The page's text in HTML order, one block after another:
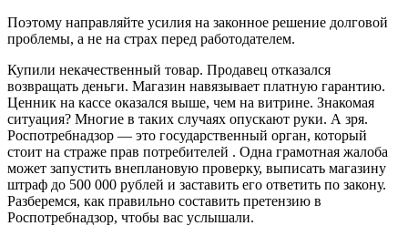
Поэтому направляйте усилия на законное решение долговой
проблемы, а не на страх перед работодателем.
Купили некачественный товар. Продавец отказался
возвращать деньги. Магазин навязывает платную гарантию.
Ценник на кассе оказался выше, чем на витрине. Знакомая
ситуация? Многие в таких случаях опускают руки. А зря.
Роспотребнадзор — это государственный орган, который
стоит на страже прав потребителей . Одна грамотная жалоба
может запустить внеплановую проверку, выписать магазину
штраф до 500 000 рублей и заставить его ответить по закону.
Разберемся, как правильно составить претензию в
Роспотребнадзор, чтобы вас услышали.